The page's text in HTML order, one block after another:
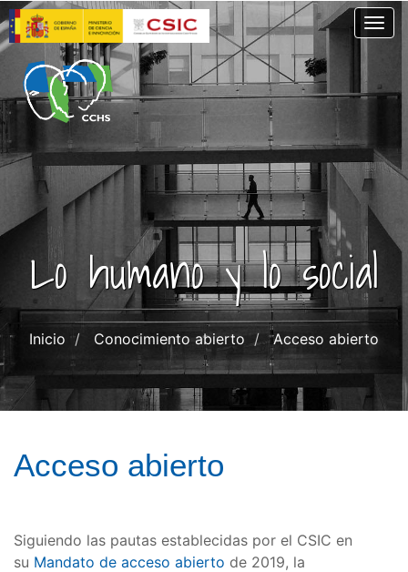
Pasar
al
contenido
principal
Lo humano y lo social
Inicio Conocimiento abierto Acceso abierto
Acceso abierto
Siguiendo las pautas establecidas por el CSIC en
su Mandato de acceso abierto de 2019, la